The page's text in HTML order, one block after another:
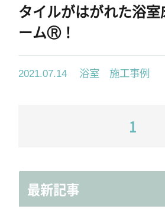
タイルがはがれた浴
ームⓇ！
2021.07.14 浴室 施工事例
1
最新記事